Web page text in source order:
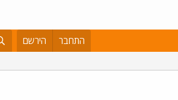
התחבר הירשם